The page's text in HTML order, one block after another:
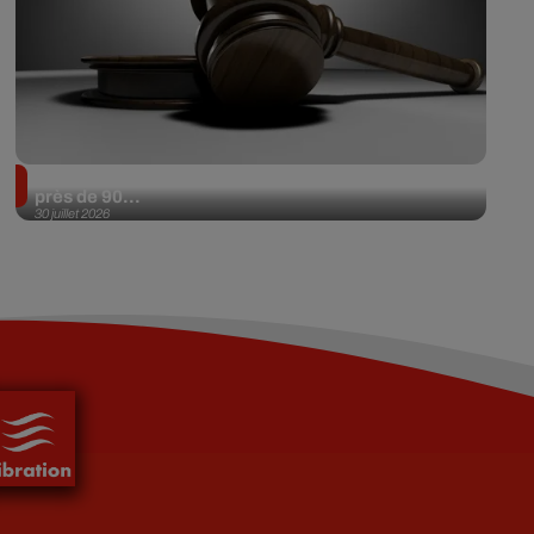
30 juillet 2026
près de 90...